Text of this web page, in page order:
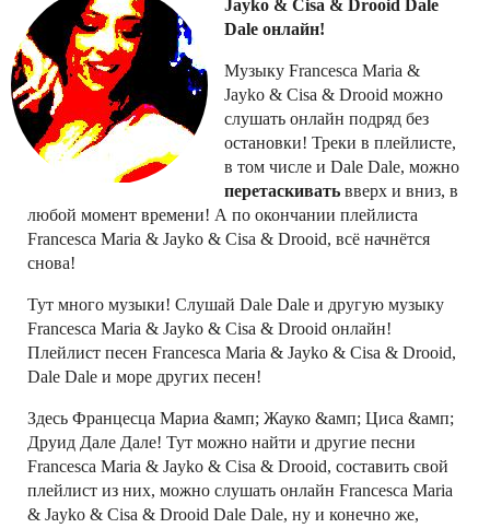
Jayko & Cisa & Drooid Dale
Dale онлайн!
Музыку Francesca Maria &
Jayko & Cisa & Drooid можно
слушать онлайн подряд без
остановки! Треки в плейлисте,
в том числе и Dale Dale, можно
перетаскивать вверх и вниз, в
любой момент времени! А по окончании плейлиста
Francesca Maria & Jayko & Cisa & Drooid, всё начнётся
снова!
Тут много музыки! Слушай Dale Dale и другую музыку
Francesca Maria & Jayko & Cisa & Drooid онлайн!
Плейлист песен Francesca Maria & Jayko & Cisa & Drooid,
Dale Dale и море других песен!
Здесь Францесца Мариа &амп; Жауко &амп; Циса &амп;
Друид Дале Дале! Тут можно найти и другие песни
Francesca Maria & Jayko & Cisa & Drooid, составить свой
плейлист из них, можно слушать онлайн Francesca Maria
& Jayko & Cisa & Drooid Dale Dale, ну и конечно же,